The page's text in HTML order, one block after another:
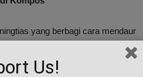
yang berbagi cara mendaur
Us!